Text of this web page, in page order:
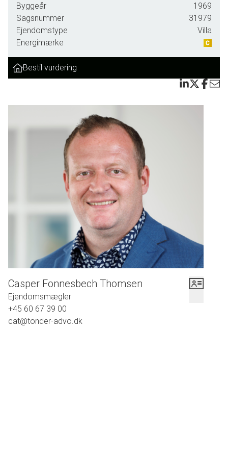
Byggeår
1969
Sagsnummer
31979
Ejendomstype
Villa
Energimærke
Bestil vurdering
Casper Fonnesbech Thomsen
Ejendomsmægler
+45 60 67 39 00
cat@tonder-advo.dk